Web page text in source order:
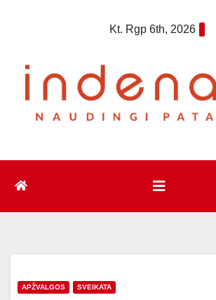
Kt. Rgp 6th, 2026
APŽVALGOS SVEIKATA